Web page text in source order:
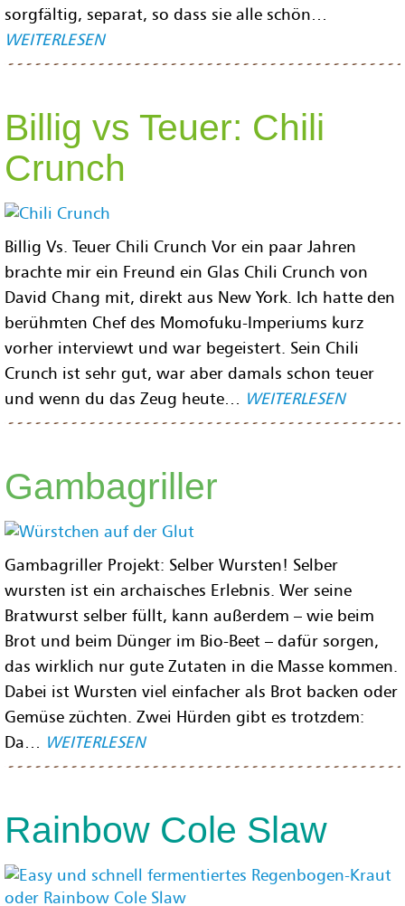
sorgfältig, separat, so dass sie alle schön…
WEITERLESEN
Billig vs Teuer: Chili
Crunch
Billig Vs. Teuer Chili Crunch Vor ein paar Jahren
brachte mir ein Freund ein Glas Chili Crunch von
David Chang mit, direkt aus New York. Ich hatte den
berühmten Chef des Momofuku-Imperiums kurz
vorher interviewt und war begeistert. Sein Chili
Crunch ist sehr gut, war aber damals schon teuer
und wenn du das Zeug heute… WEITERLESEN
Gambagriller
Gambagriller Projekt: Selber Wursten! Selber
wursten ist ein archaisches Erlebnis. Wer seine
Bratwurst selber füllt, kann außerdem – wie beim
Brot und beim Dünger im Bio-Beet – dafür sorgen,
das wirklich nur gute Zutaten in die Masse kommen.
Dabei ist Wursten viel einfacher als Brot backen oder
Gemüse züchten. Zwei Hürden gibt es trotzdem:
Da… WEITERLESEN
Rainbow Cole Slaw